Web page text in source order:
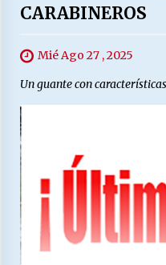
CARABINEROS
Mié Ago 27 , 2025
Un guante con